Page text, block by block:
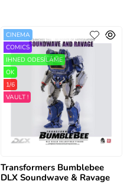
Transformers Bumblebee
DLX Soundwave & Ravage
CINEMA
COMICS
IHNED ODESÍLÁME
OK
1/6
VAULT !